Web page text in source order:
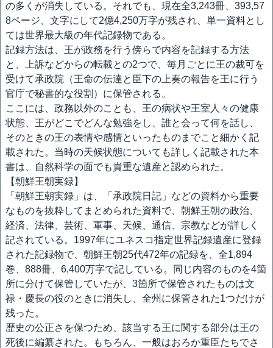
の多くが消失している。それでも、現在全3,243冊、393,57
8ページ、文字にして2億4,250万字が残され、単一資料とし
ては世界最大級の年代記録物である。
記録方法は、王が政務を行う傍らで内容を記録する方法
と、上訴などからの転載との2つで、毎月ごとに王の裁可を
受けて承政院（王命の伝達と臣下の上奏の報告を王に行う
官庁で秘書的な役割）に保管される。
ここには、政務以外のことも、王の病状や王室人々の健康
状態、王がどこでどんな勉強をし、誰と会って何を話し、
そのときの王の表情や感情といったものまでこと細かく記
載された。当時の天候状態についても詳しく記載された本
書は、自然科学の面でも貴重な遺産と認められた。
【朝鮮王朝実録】
「朝鮮王朝実録」は、「承政院日記」などの資料から重要
なものを抜粋してまとめられた資料で、朝鮮王朝の政治、
経済、法律、芸術、軍事、天候、通信、宗教などが詳しく
記されている。1997年にユネスコ指定世界記録遺産に登録
された記録物で、朝鮮王朝25代472年の記録を、全1,894
巻、888冊、6,400万字で記している。同じ内容のものを4箇
所に分けて保管していたが、3箇所で保管されたものは文
禄・慶長の役のときに消失し、全州に保管された1つだけが
残った。
歴史の公正さを保つため、該当する王に関する部分は王の
死後に編纂された。もちろん、一般はおろか重臣たちでさ